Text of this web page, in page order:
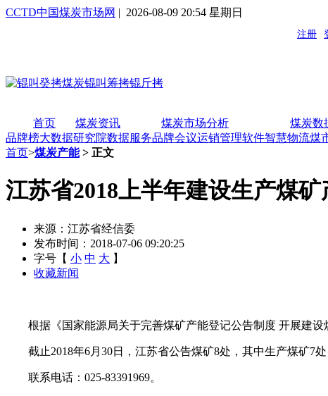
CCTD中国煤炭市场网 | 2026-08-09 20:54 星期日
首页 煤炭资讯 煤炭市场分析 煤炭数
品牌榜大数据研究院数据服务品牌会议运销管理软件智慧物流煤
首页>煤炭产能> 正文
江苏省2018上半年建设生产煤
来源：江苏省经信委
发布时间：2018-07-06 09:20:25
字号【 小 中 大 】
收藏新闻
根据《国家能源局关于完善煤矿产能登记公告制度 开展建设
截止2018年6月30日，江苏省公告煤矿8处，其中生产煤矿7处
联系电话：025-83391969。